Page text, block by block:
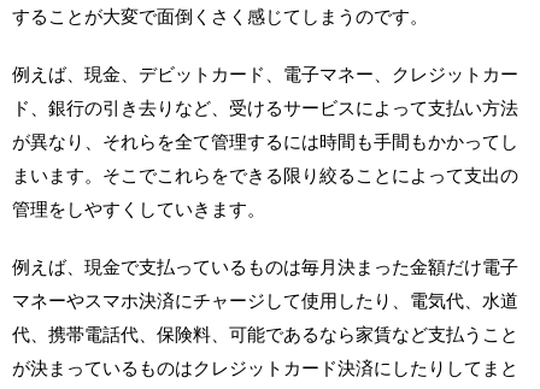
することが大変で面倒くさく感じてしまうのです。
例えば、現金、デビットカード、電子マネー、クレジットカー
ド、銀行の引き去りなど、受けるサービスによって支払い方法
が異なり、それらを全て管理するには時間も手間もかかってし
まいます。そこでこれらをできる限り絞ることによって支出の
管理をしやすくしていきます。
例えば、現金で支払っているものは毎月決まった金額だけ電子
マネーやスマホ決済にチャージして使用したり、電気代、水道
代、携帯電話代、保険料、可能であるなら家賃など支払うこと
が決まっているものはクレジットカード決済にしたりしてまと